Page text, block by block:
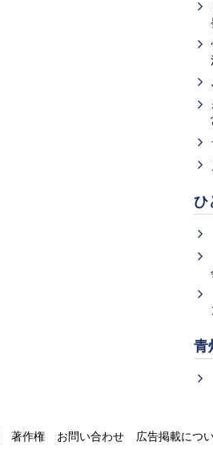
ひ
青
著作権 お問い合わせ 広告掲載につ